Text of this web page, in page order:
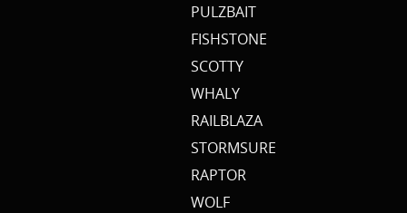
PULZBAIT
FISHSTONE
SCOTTY
WHALY
RAILBLAZA
STORMSURE
RAPTOR
WOLF